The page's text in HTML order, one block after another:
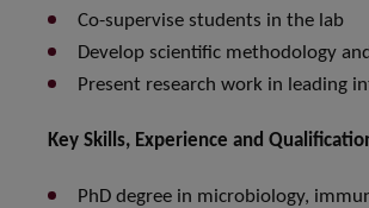
Co-supervise students in the lab
Develop scientific methodology
Present research work in leading
Key Skills, Experience and
PhD degree in microbiology,